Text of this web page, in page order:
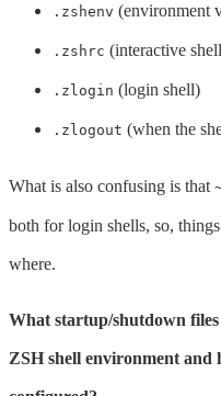
.zshenv (environment
.zshrc (interactive
.zlogin (login shell)
.zlogout (when the
What is also confusing is that
both for login shells, so,
where.
What startup/shutdown
ZSH shell environment and